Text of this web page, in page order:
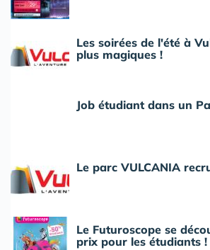
Les soirées de l'été à
plus magiques !
Job étudiant dans un
Le parc VULCANIA
Le Futuroscope se
prix pour les étudiants !